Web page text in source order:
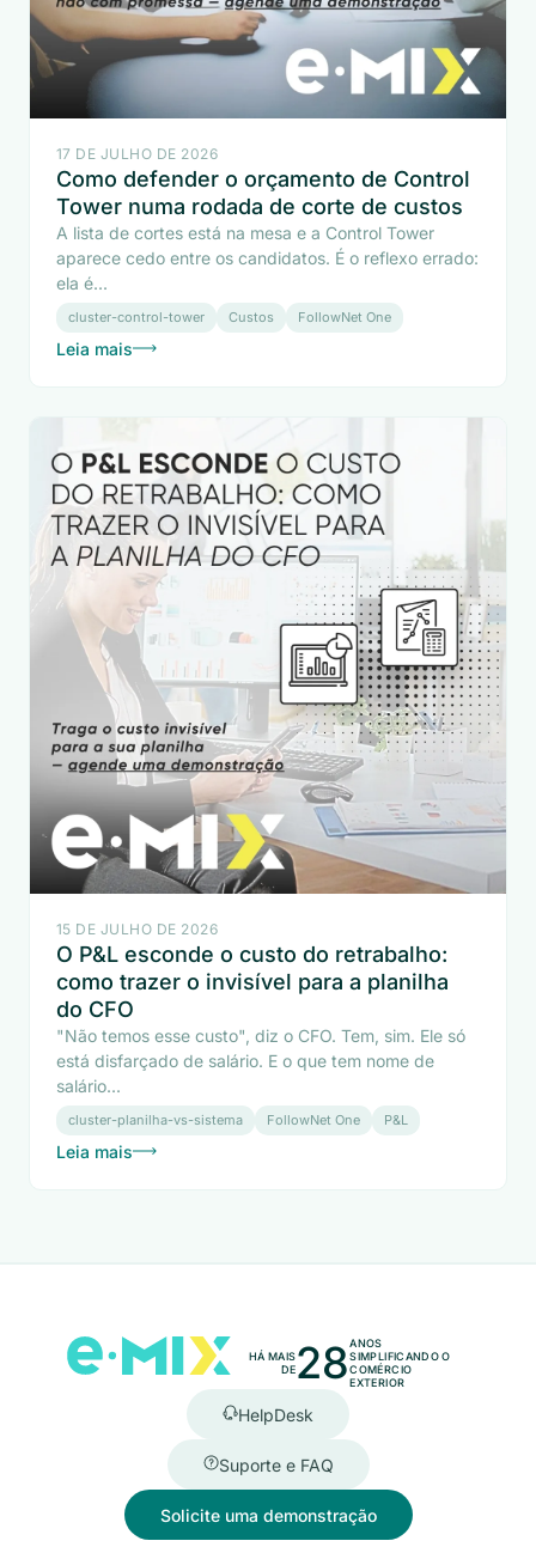
17 DE JULHO DE 2026
Como defender o orçamento de Control
Tower numa rodada de corte de custos
A lista de cortes está na mesa e a Control Tower
aparece cedo entre os candidatos. É o reflexo errado:
ela é...
cluster-control-tower Custos FollowNet One
Leia mais
15 DE JULHO DE 2026
O P&L esconde o custo do retrabalho:
como trazer o invisível para a planilha
do CFO
"Não temos esse custo", diz o CFO. Tem, sim. Ele só
está disfarçado de salário. E o que tem nome de
salário...
cluster-planilha-vs-sistema FollowNet One P&L
Leia mais
HÁ MAIS
DE28ANOS
SIMPLIFICANDO O
COMÉRCIO
EXTERIOR
HelpDesk
Suporte e FAQ
Solicite uma demonstração